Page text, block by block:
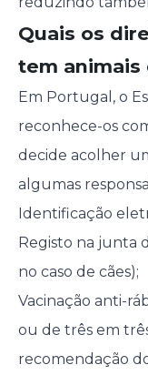
Quais os
tem animais
Em Portugal, o
reconhece-os
decide acolher
algumas
Identificação
Registo na junta
no caso de cães);
Vacinação anti-
ou de três em
recomendação